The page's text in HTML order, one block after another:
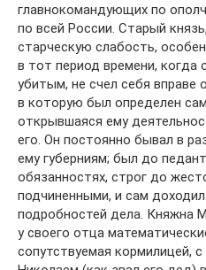
главнокомандующих по
по всей России. Старый
старческую слабость,
в тот период времени, когда
убитым, не счел себя вправе
в которую был определен
открывшаяся ему
его. Он постоянно бывал в
ему губерниям; был до
обязанностях, строг до
подчиненными, и сам
подробностей дела. Княжна
у своего отца
сопутствуемая кормилицей,